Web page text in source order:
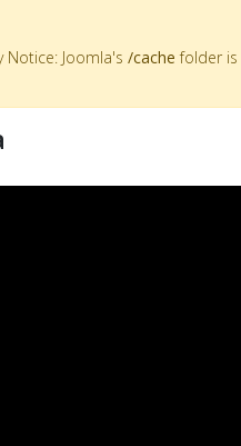
Notice: Joomla's /cache folder is